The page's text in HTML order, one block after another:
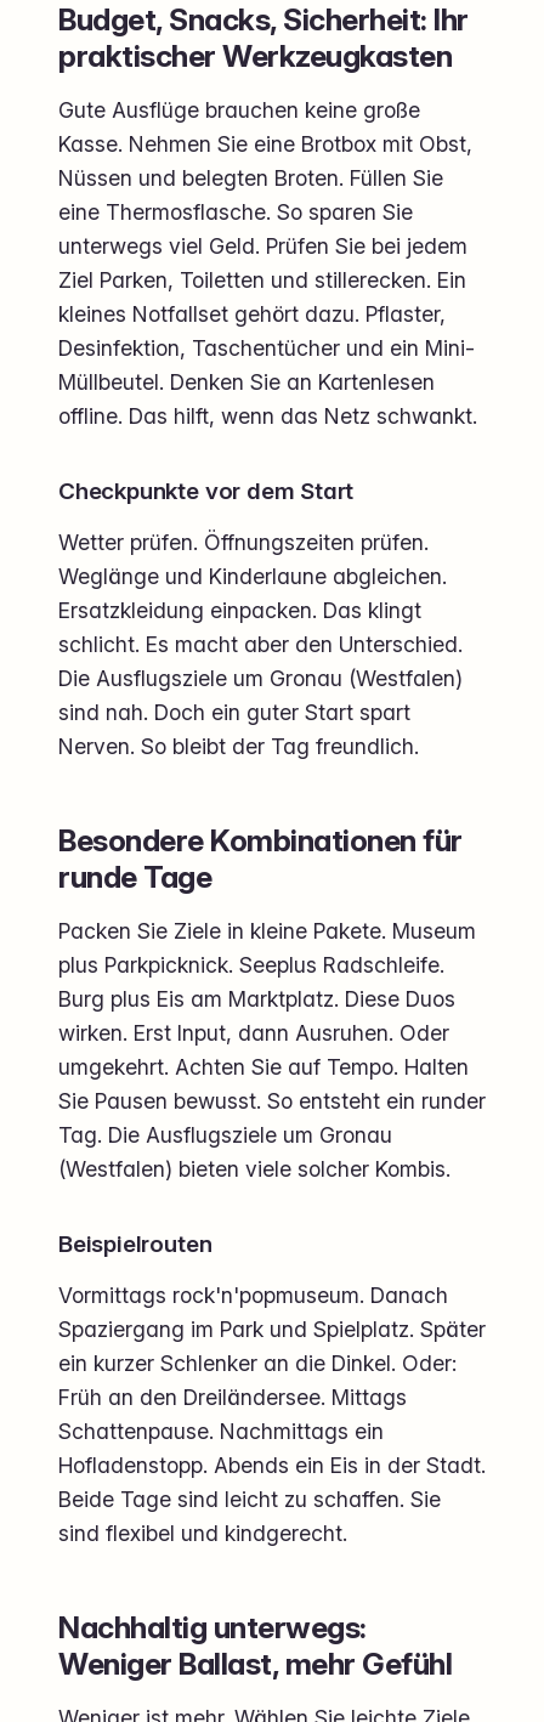
Budget, Snacks, Sicherheit: Ihr
praktischer Werkzeugkasten
Gute Ausflüge brauchen keine große
Kasse. Nehmen Sie eine Brotbox mit Obst,
Nüssen und belegten Broten. Füllen Sie
eine Thermosflasche. So sparen Sie
unterwegs viel Geld. Prüfen Sie bei jedem
Ziel Parken, Toiletten und stillerecken. Ein
kleines Notfallset gehört dazu. Pflaster,
Desinfektion, Taschentücher und ein Mini-
Müllbeutel. Denken Sie an Kartenlesen
offline. Das hilft, wenn das Netz schwankt.
Checkpunkte vor dem Start
Wetter prüfen. Öffnungszeiten prüfen.
Weglänge und Kinderlaune abgleichen.
Ersatzkleidung einpacken. Das klingt
schlicht. Es macht aber den Unterschied.
Die Ausflugsziele um Gronau (Westfalen)
sind nah. Doch ein guter Start spart
Nerven. So bleibt der Tag freundlich.
Besondere Kombinationen für
runde Tage
Packen Sie Ziele in kleine Pakete. Museum
plus Parkpicknick. Seeplus Radschleife.
Burg plus Eis am Marktplatz. Diese Duos
wirken. Erst Input, dann Ausruhen. Oder
umgekehrt. Achten Sie auf Tempo. Halten
Sie Pausen bewusst. So entsteht ein runder
Tag. Die Ausflugsziele um Gronau
(Westfalen) bieten viele solcher Kombis.
Beispielrouten
Vormittags rock'n'popmuseum. Danach
Spaziergang im Park und Spielplatz. Später
ein kurzer Schlenker an die Dinkel. Oder:
Früh an den Dreiländersee. Mittags
Schattenpause. Nachmittags ein
Hofladenstopp. Abends ein Eis in der Stadt.
Beide Tage sind leicht zu schaffen. Sie
sind flexibel und kindgerecht.
Nachhaltig unterwegs:
Weniger Ballast, mehr Gefühl